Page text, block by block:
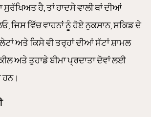
ਹੈ, ਤਾਂ ਹਾਦਸੇ ਵਾਲੀ ਥਾਂ ਦੀਆਂ
ਜਿਸ ਵਿੱਚ ਵਾਹਨਾਂ ਨੂੰ ਹੋਏ ਨੁਕਸਾਨ, ਸਕਿਡ ਦੇ
ਅਤੇ ਕਿਸੇ ਵੀ ਤਰ੍ਹਾਂ ਦੀਆਂ ਸੱਟਾਂ ਸ਼ਾਮਲ
ਅਤੇ ਤੁਹਾਡੇ ਬੀਮਾ ਪ੍ਰਦਾਤਾ ਦੋਵਾਂ ਲਈ
ਹਨ।